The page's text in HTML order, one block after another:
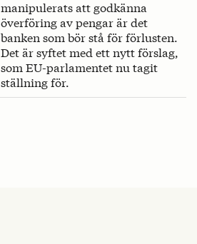
manipulerats att godkänna
överföring av pengar är det
banken som bör stå för förlusten.
Det är syftet med ett nytt förslag,
som EU-parlamentet nu tagit
ställning för.